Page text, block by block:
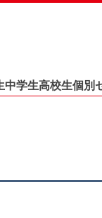
中学生高校生個別